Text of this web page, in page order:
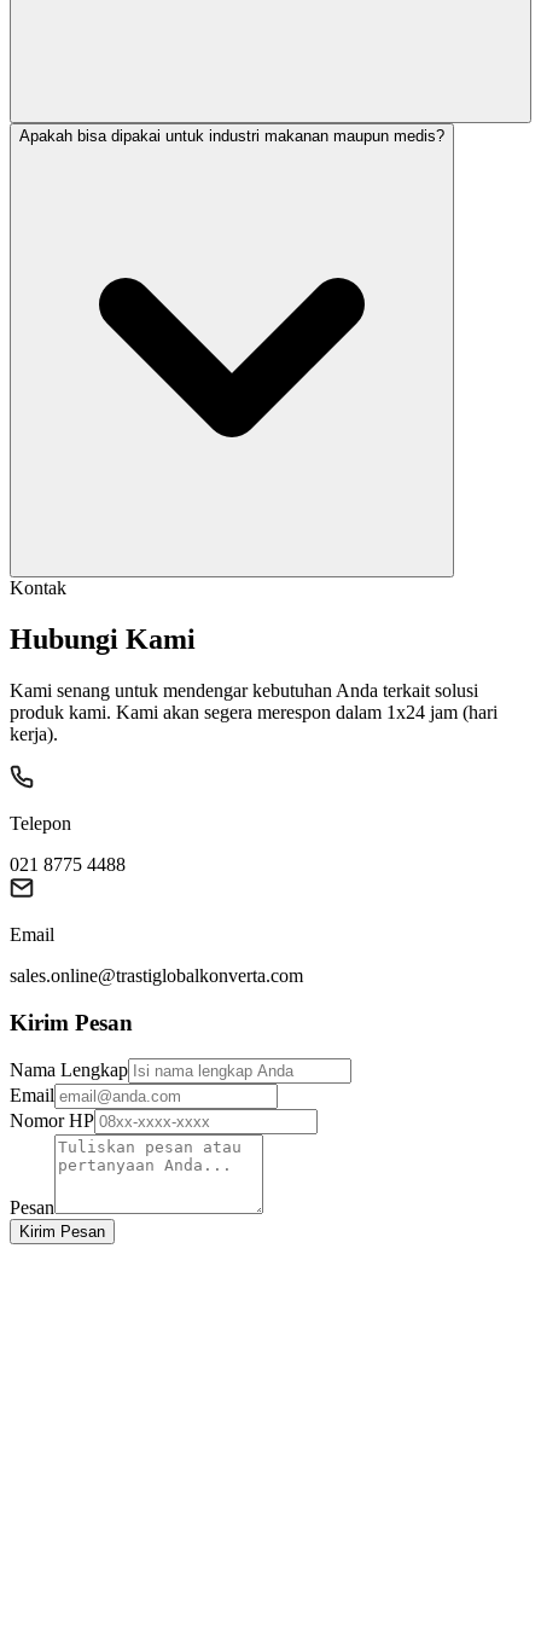
Apakah bisa dipakai untuk industri makanan maupun medis?
Kontak
Hubungi Kami
Kami senang untuk mendengar kebutuhan Anda terkait solusi
produk kami. Kami akan segera merespon dalam 1x24 jam (hari
kerja).
Telepon
021 8775 4488
Email
sales.online@trastiglobalkonverta.com
Kirim Pesan
Nama Lengkap
Email
Nomor HP
Pesan
Kirim Pesan